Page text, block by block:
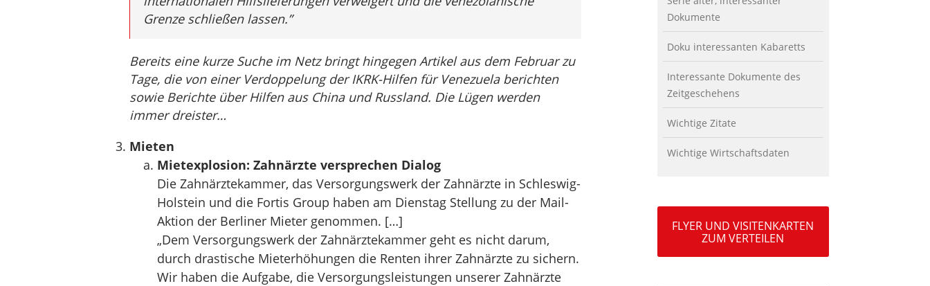
Grenze schließen lassen.”
Bereits eine kurze Suche im Netz bringt hingegen Artikel aus dem Februar zu
Tage, die von einer Verdoppelung der IKRK-Hilfen für Venezuela berichten
sowie Berichte über Hilfen aus China und Russland. Die Lügen werden
immer dreister…
Mieten
Mietexplosion: Zahnärzte versprechen Dialog
Die Zahnärztekammer, das Versorgungswerk der Zahnärzte in Schleswig-
Holstein und die Fortis Group haben am Dienstag Stellung zu der Mail-
Aktion der Berliner Mieter genommen. […]
„Dem Versorgungswerk der Zahnärztekammer geht es nicht darum,
durch drastische Mieterhöhungen die Renten ihrer Zahnärzte zu sichern.
Wir haben die Aufgabe, die Versorgungsleistungen unserer Zahnärzte
Dokumente
Doku interessanten Kabaretts
Interessante Dokumente des
Zeitgeschehens
Wichtige Zitate
Wichtige Wirtschaftsdaten
FLYER UND VISITENKARTEN
ZUM VERTEILEN